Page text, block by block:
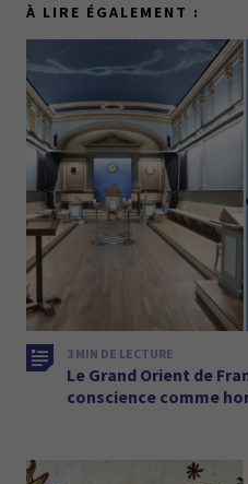
À LIRE ÉGALEMENT :
3 MIN DE LECTURE
Le Grand Orient de
conscience comme